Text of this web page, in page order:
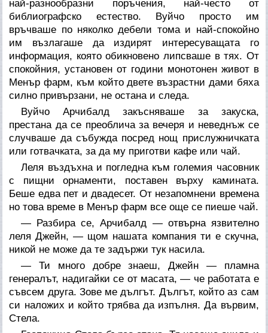
най-разнообразни поръчения, най-често от
библиографско естество. Вуйчо просто им
връчваше по няколко дебели тома и най-спокойно
им възлагаше да издирят интересуващата го
информация, която обикновено липсваше в тях. От
спокойния, установен от години монотонен живот в
Менър фарм, към който двете възрастни дами бяха
силно привързани, не остана и следа.
Вуйчо Арчибалд закъсняваше за закуска,
престана да се преоблича за вечеря и неведнъж се
случваше да събужда посред нощ прислужничката
или готвачката, за да му приготви кафе или чай.
Леля въздъхна и погледна към големия часовник
с пищни орнаменти, поставен върху камината.
Беше едва пет и двадесет. От незапомнени времена
но това време в Менър фарм все още се пиеше чай.
— Разбира се, Арчибалд — отвърна язвително
леля Джейн, — щом нашата компания ти е скучна,
никой не може да те задържи тук насила.
— Ти много добре знаеш, Джейн — пламна
генералът, надигайки се от масата, — че работата е
съвсем друга. Зове ме дългът. Дългът, който аз сам
си наложих и който трябва да изпълня. Да вървим,
Стела.